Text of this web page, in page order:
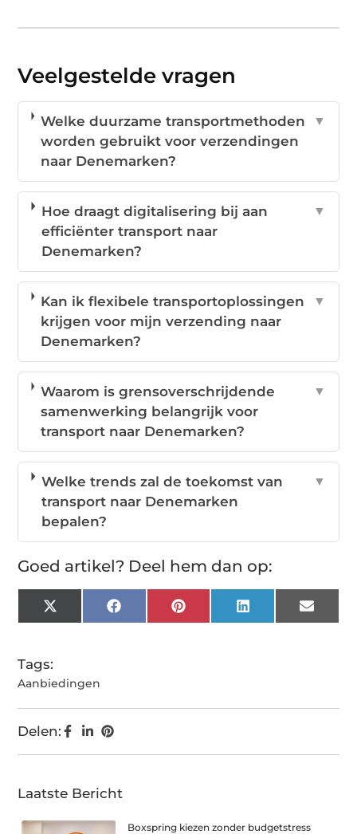
Veelgestelde vragen
Welke duurzame transportmethoden
worden gebruikt voor verzendingen
naar Denemarken?
▼
Hoe draagt digitalisering bij aan
efficiënter transport naar
Denemarken?
▼
Kan ik flexibele transportoplossingen
krijgen voor mijn verzending naar
Denemarken?
▼
Waarom is grensoverschrijdende
samenwerking belangrijk voor
transport naar Denemarken?
▼
Welke trends zal de toekomst van
transport naar Denemarken
bepalen?
▼
Goed artikel? Deel hem dan op:
X
(Twitter)
FacebookPinterest LinkedIn Email
Tags:
Aanbiedingen
Delen:
Laatste Bericht
Boxspring kiezen zonder budgetstress